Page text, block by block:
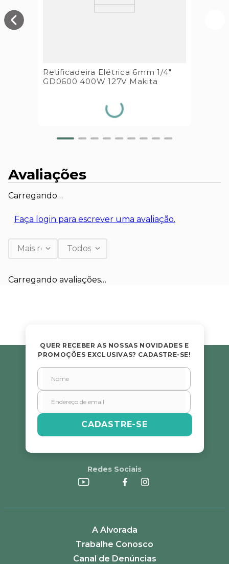
Retificadeira Elétrica 6mm 1/4"
GD0600 400W 127V Makita
Avaliações
Carregando…
Faça login para escrever uma avaliação.
Mais recentesTodos
Carregando avaliações…
QUER RECEBER AS NOSSAS NOVIDADES E
PROMOÇÕES EXCLUSIVAS? CADASTRE-SE!
CADASTRE-SE
Redes Sociais
A Alvorada
Trabalhe Conosco
Canal de Denúncias